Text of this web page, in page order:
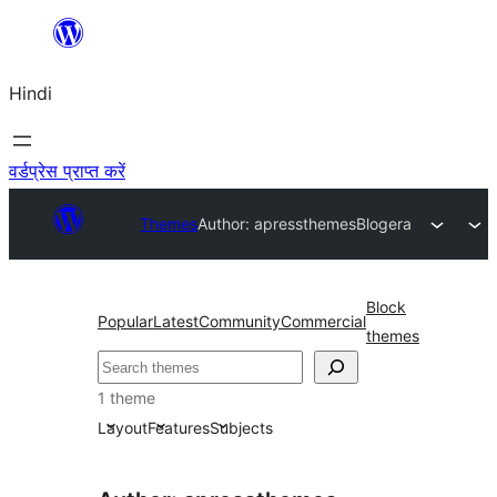
सामग्री
जाएं
Hindi
वर्डप्रेस प्राप्त करें
ThemesAuthor: apressthemesBlogera
PopularLatestCommunityCommercial
Block
themes
खोजें
1 theme
LayoutFeaturesSubjects